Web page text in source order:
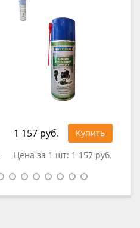
1 157 руб.
Купить
Цена за 1 шт: 1 157 руб.